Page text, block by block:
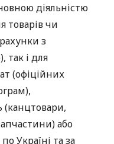
діяльністю
товарів чи
з
так і для
(офіційних
(канцтовари,
або
Україні та за